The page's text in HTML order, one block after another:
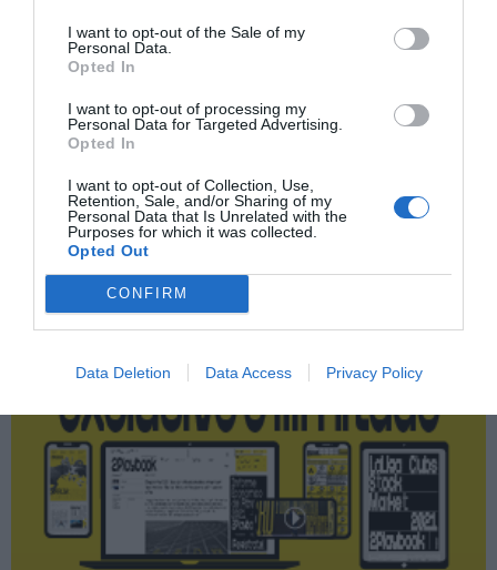
I want to opt-out of the Sale of my
Personal Data.
Opted In
I want to opt-out of processing my
Personal Data for Targeted Advertising.
Opted In
I want to opt-out of Collection, Use,
Retention, Sale, and/or Sharing of my
Personal Data that Is Unrelated with the
Purposes for which it was collected.
Opted Out
CONFIRM
Data Deletion Data Access Privacy Policy
Elche CF
2Playbook Club2P